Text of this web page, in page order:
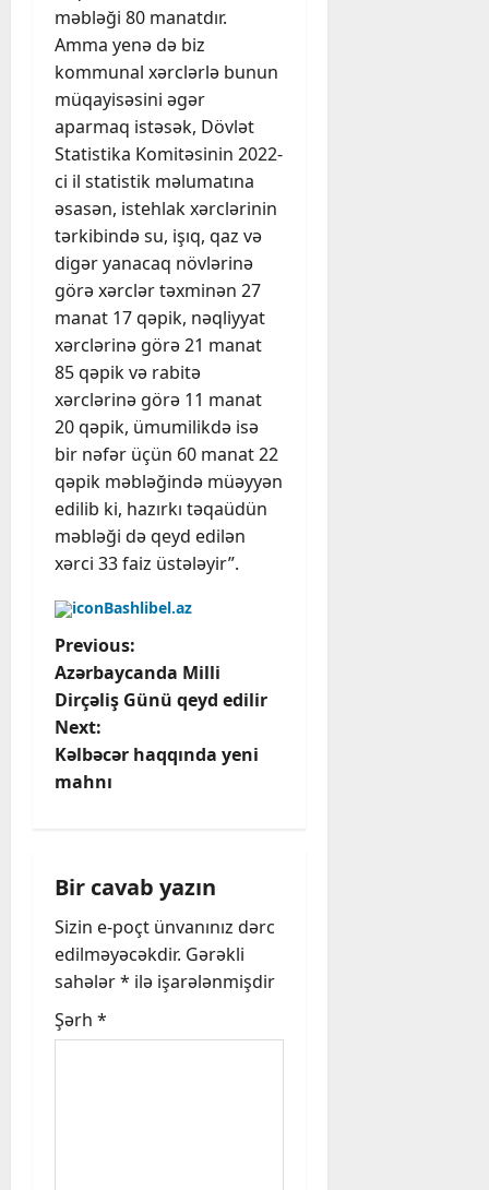
məbləği 80 manatdır.
Amma yenə də biz
kommunal xərclərlə bunun
müqayisəsini əgər
aparmaq istəsək, Dövlət
Statistika Komitəsinin 2022-
ci il statistik məlumatına
əsasən, istehlak xərclərinin
tərkibində su, işıq, qaz və
digər yanacaq növlərinə
görə xərclər təxminən 27
manat 17 qəpik, nəqliyyat
xərclərinə görə 21 manat
85 qəpik və rabitə
xərclərinə görə 11 manat
20 qəpik, ümumilikdə isə
bir nəfər üçün 60 manat 22
qəpik məbləğində müəyyən
edilib ki, hazırkı təqaüdün
məbləği də qeyd edilən
xərci 33 faiz üstələyir”.
Bashlibel.az
P
o
s
t
a
v
i
g
Previous:
Azərbaycanda Milli
Dirçəliş Günü qeyd edilir
Next:
Kəlbəcər haqqında yeni
mahnı
Bir cavab yazın
Sizin e-poçt ünvanınız dərc
edilməyəcəkdir. Gərəkli
sahələr* ilə işarələnmişdir
Şərh *